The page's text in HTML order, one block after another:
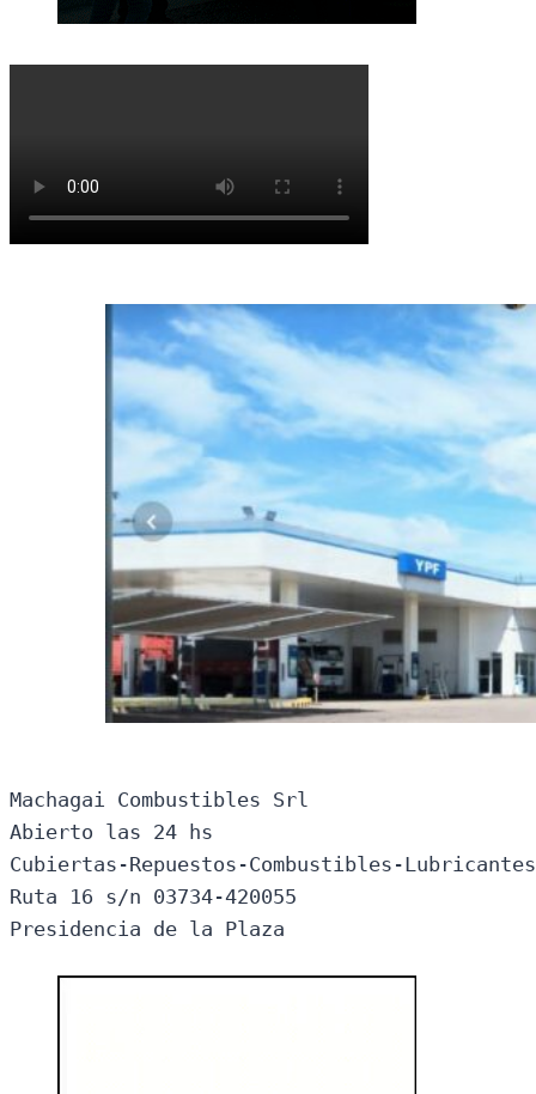
Machagai Combustibles Srl
Abierto las 24 hs
Cubiertas-Repuestos-Combustibles-
Ruta 16 s/n 03734-420055
Presidencia de la Plaza